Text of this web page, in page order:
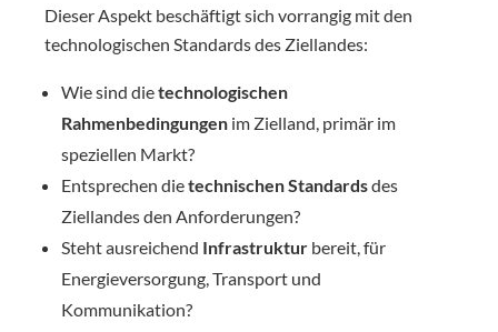
Dieser Aspekt beschäftigt sich vorrangig mit den
technologischen Standards des Ziellandes:
Wie sind dietechnologischen
Rahmenbedingungen im Zielland, primär im
speziellen Markt?
Entsprechen dietechnischen Standardsdes
Ziellandes den Anforderungen?
Steht ausreichend Infrastruktur bereit, für
Energieversorgung, Transport und
Kommunikation?